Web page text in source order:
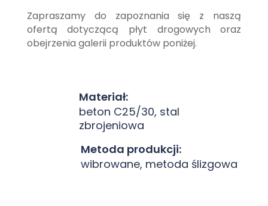
Zapraszamy do zapoznania się z naszą
ofertą dotyczącą płyt drogowych oraz
obejrzenia galerii produktów poniżej.
Materiał:
beton C25/30, stal
zbrojeniowa
Metoda produkcji:
wibrowane, metoda ślizgowa